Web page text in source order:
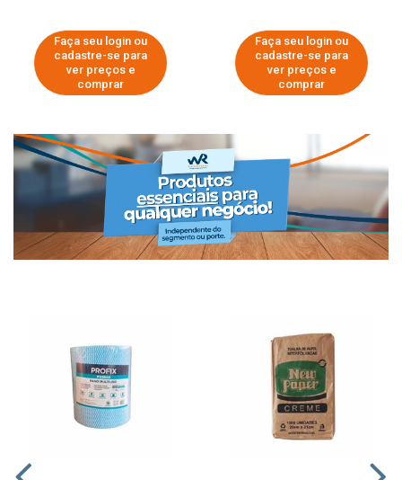
Faça seu login ou
cadastre-se para
ver preços e
comprar
Faça seu login ou
cadastre-se para
ver preços e
comprar